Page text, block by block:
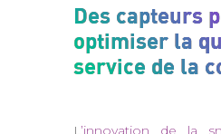
Des capteurs
optimiser la
service de la
L’innovation de la